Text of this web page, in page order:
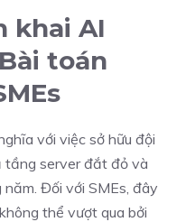
khai AI
toán
với việc sở hữu đội
tầng server đắt đỏ và
Đối với SMEs, đây
thể vượt qua bởi